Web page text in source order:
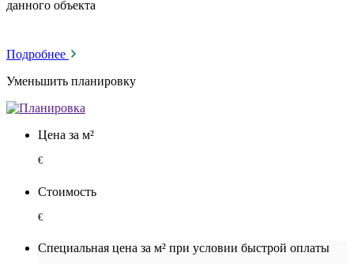
данного объекта
Подробнее
Уменьшить планировку
Цена за м²
€
Стоимость
€
Специальная цена за м² при условии быстрой оплаты